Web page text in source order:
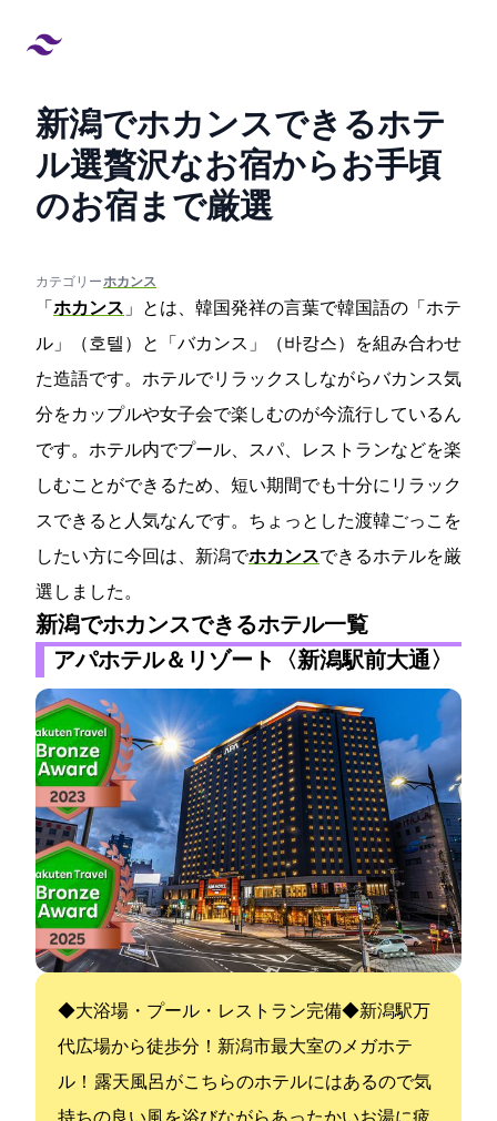
新潟でホカンスできるホテ
ル4選!贅沢なお宿からお手頃
のお宿まで厳選
カテゴリー:#ホカンス
「 ホカンス 」とは、韓国発祥の言葉で韓国語の「ホテ
ル」（호텔）と「バカンス」（바캉스）を組み合わせ
た造語です。ホテルでリラックスしながらバカンス気
分をカップルや女子会で楽しむのが今流行しているん
です。ホテル内でプール、スパ、レストランなどを楽
しむことができるため、短い期間でも十分にリラック
スできると人気なんです。ちょっとした渡韓ごっこを
したい方に今回は、新潟でホカンスできるホテルを厳
選しました。
新潟でホカンスできるホテル一覧
アパホテル＆リゾート〈新潟駅前大通〉
◆大浴場・プール・レストラン完備◆JR新潟駅万
代広場から徒歩7分！新潟市最大1001室のメガホテ
ル！ 露天風呂がこちらのホテルにはあるので気